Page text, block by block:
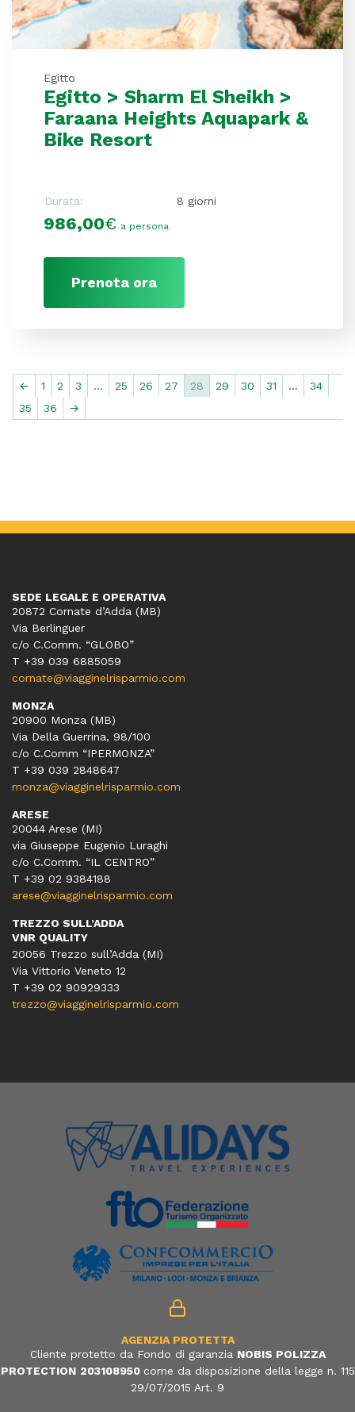
Egitto
Egitto > Sharm El Sheikh >
Faraana Heights Aquapark &
Bike Resort
Durata: 8 giorni
986,00€ a persona
Prenota ora
← 1 2 3 … 25 26 27 28 29 30 31 …
34
35
36 →
SEDE LEGALE E OPERATIVA
20872 Cornate d’Adda (MB)
Via Berlinguer
c/o C.Comm. “GLOBO”
T +39 039 6885059
cornate@viagginelrisparmio.com
MONZA
20900 Monza (MB)
Via Della Guerrina, 98/100
c/o C.Comm “IPERMONZA”
T +39 039 2848647
monza@viagginelrisparmio.com
ARESE
20044 Arese (MI)
via Giuseppe Eugenio Luraghi
c/o C.Comm. “IL CENTRO”
T +39 02 9384188
arese@viagginelrisparmio.com
TREZZO SULL’ADDA
VNR QUALITY
20056 Trezzo sull’Adda (MI)
Via Vittorio Veneto 12
T +39 02 90929333
trezzo@viagginelrisparmio.com
AGENZIA PROTETTA
Cliente protetto da Fondo di garanzia NOBIS POLIZZA
PROTECTION 203108950 come da disposizione della legge n. 115
29/07/2015 Art. 9